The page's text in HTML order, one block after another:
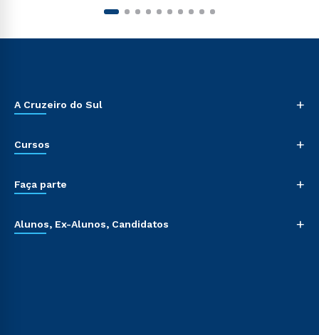
A Cruzeiro do Sul +
Cursos +
Faça parte +
Alunos, Ex-Alunos, Candidatos +